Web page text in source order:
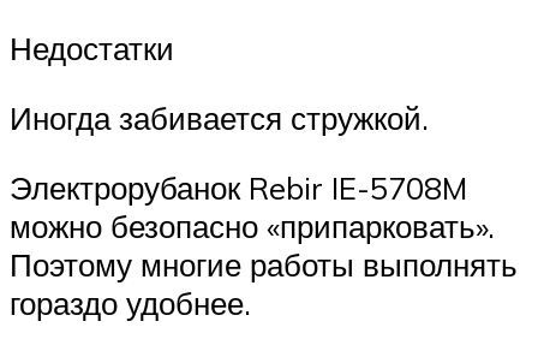
Недостатки
Иногда забивается стружкой.
Электрорубанок Rebir IE-5708M
можно безопасно «припарковать».
Поэтому многие работы выполнять
гораздо удобнее.